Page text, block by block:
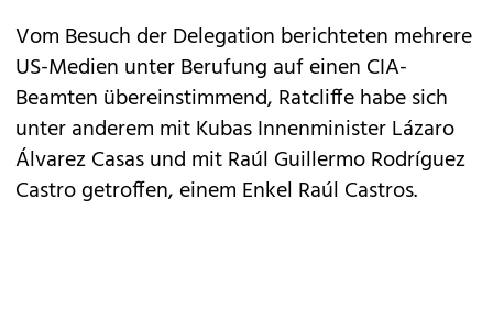
Vom Besuch der Delegation berichteten mehrere
US-Medien unter Berufung auf einen CIA-
Beamten übereinstimmend, Ratcliffe habe sich
unter anderem mit Kubas Innenminister Lázaro
Álvarez Casas und mit Raúl Guillermo Rodríguez
Castro getroffen, einem Enkel Raúl Castros.